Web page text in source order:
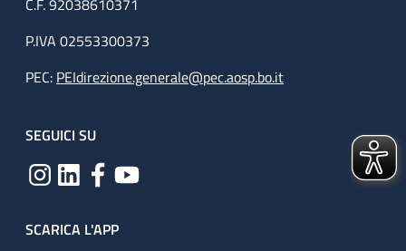
C.F. 92038610371
P.IVA 02553300373
PEC: PEIdirezione.generale@pec.aosp.bo.it
SEGUICI SU
SCARICA L'APP